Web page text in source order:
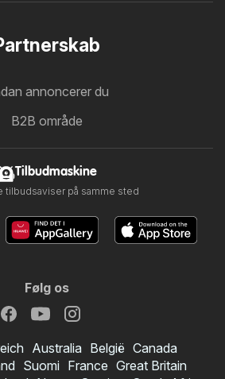
annoncerer du
B2B område
Tilbudmaskine
tilbudsaviser på samme sted
Følg os
Australia België Canada
Suomi France Great Britain